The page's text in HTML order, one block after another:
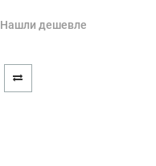
Нашли дешевле